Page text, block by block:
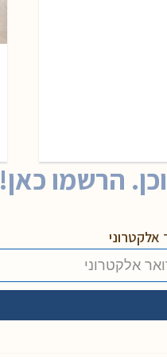
הרשמו כאן!
אלקטרוני